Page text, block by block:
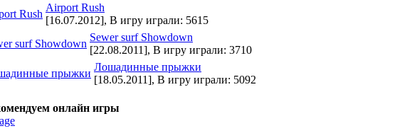
Airport Rush
[16.07.2012], В игру играли: 5615
Sewer surf Showdown
[22.08.2011], В игру играли: 3710
Лошадинные прыжки
[18.05.2011], В игру играли: 5092
онлайн игры